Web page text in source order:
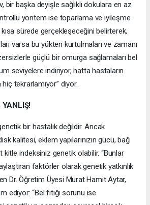
bir başka deyişle sağlıklı dokulara en az
yöntem ise toparlama ve iyileşme
sürede gerçekleşeceğini belirterek,
varsa bu yükten kurtulmaları ve zamanı
güçlü bir omurga sağlamaları bel
seviyelere indiriyor, hatta hastaların
tekrarlamıyor” diyor.
YANLIŞ!
genetik bir hastalık değildir. Ancak
kalitesi, eklem yapılarınızın gücü, bağ
kitle indeksiniz genetik olabilir. “Bunlar
faktörler olarak genetik yatkınlık
Dr. Öğretim Üyesi Murat Hamit Aytar,
ediyor: “Bel fıtığı sorunu ise